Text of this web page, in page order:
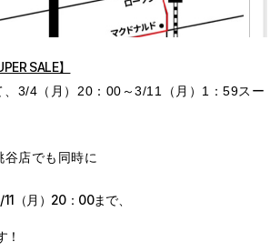
SALE】
、3/4（月）20：00～3/11（月）1：59スー
谷店でも同時に
（月）20：00まで、
！